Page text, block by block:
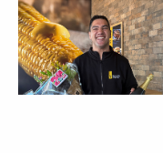
Lees
meer